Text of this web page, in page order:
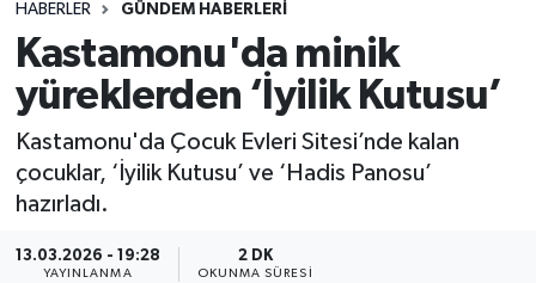
HABERLER GÜNDEM HABERLERI
Kastamonu'da minik
yüreklerden ‘İyilik Kutusu’
Kastamonu'da Çocuk Evleri Sitesi’nde kalan
çocuklar, ‘İyilik Kutusu’ ve ‘Hadis Panosu’
hazırladı.
13.03.2026 - 19:28
YAYINLANMA
2 DK
OKUNMA SÜRESI
Araç Haberleri
Azdavay Haberleri
Bozkurt Haberleri
Çatalzeytin Haberleri